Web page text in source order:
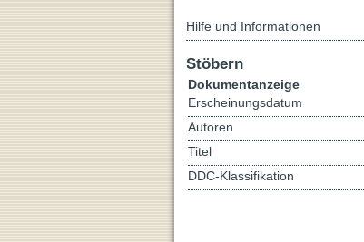
Hilfe und Informationen
Stöbern
Dokumentanzeige
Erscheinungsdatum
Autoren
Titel
DDC-Klassifikation